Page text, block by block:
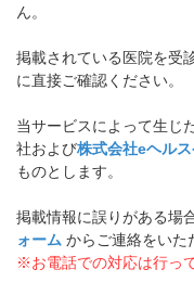
ん。
掲載されている医院を受
に直接ご確認ください。
当サービスによって生じ
社および株式会社eヘル
ものとします。
掲載情報に誤りがある場
ォーム からご連絡をいた
※お電話での対応は行っ